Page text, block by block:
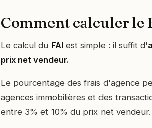
Comment calculer le
Le calcul du FAI est simple : il suffit d'
prix net vendeur.
Le pourcentage des frais d'agence
agences immobilières et des
entre 3% et 10% du prix net vendeur.